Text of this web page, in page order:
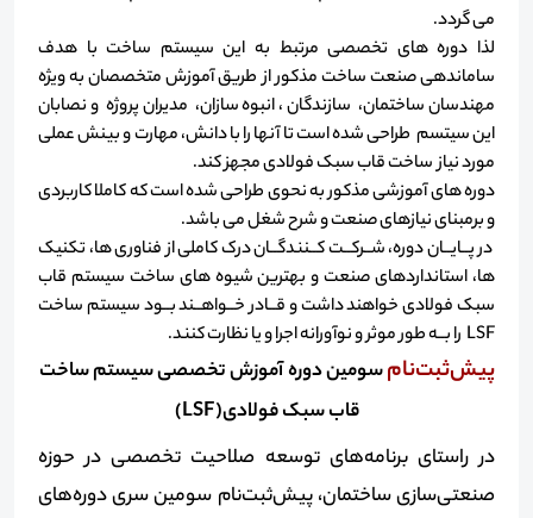
می گردد.
لذا دوره های تخصصی مرتبط به این سیستم ساخت با هدف
ساماندهی صنعت ساخت مذکور از طریق آموزش متخصصان به ویژه
مهندسان ساختمان، سازندگان ، انبوه سازان، مدیران پروژه و نصابان
این سیتسم طراحی شده است تا آنها را با دانش، مهارت و بینش عملی
مورد نیاز ساخت قاب سبک فولادی مجهز کند.
دوره های آموزشی مذکور به نحوی طراحی شده است که کاملا کاربردی
و برمبنای نیازهای صنعت و شرح شغل می باشد.
در پــایــان دوره، شــرکــت کــنندگــان درک کاملی از فناوری ها،‌ تکنیک
ها، استانداردهای صنعت و بهترین شیوه های ساخت سیستم قاب
سبک فولادی خواهند داشت و قــادر خــواهــند بــود سیستم ساخت
LSF را بــه طور موثر و نوآورانه اجرا و یا نظارت کنند.
پیش‌ثبت‌نامسومین دوره آموزش تخصصی سیستم ساخت
قاب سبک فولادی(LSF)
در راستای برنامه‌های توسعه صلاحیت تخصصی در حوزه
صنعتی‌سازی ساختمان، پیشثبتنام سومین سری دورههای